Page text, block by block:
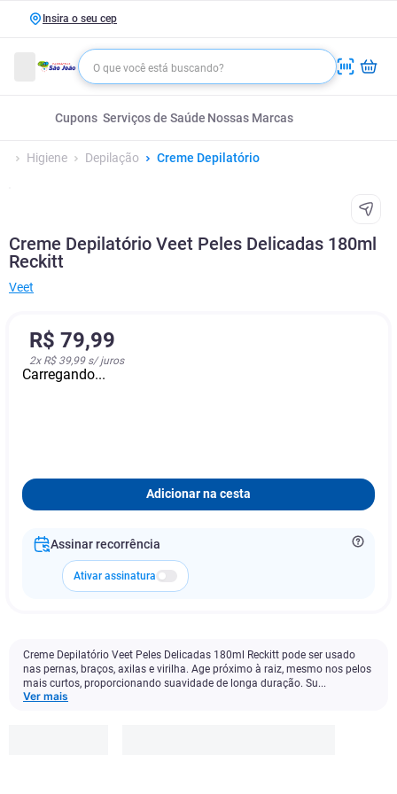
Insira o seu cep
Cupons Serviços de Saúde Nossas Marcas
Higiene Depilação Creme Depilatório
Creme Depilatório Veet Peles Delicadas 180ml
Reckitt
Veet
R$ 79,99
2x R$ 39,99s/ juros
Carregando...
Adicionar na cesta
Assinar recorrência
Ativar assinatura
Creme Depilatório Veet Peles Delicadas 180ml Reckitt pode ser usado
nas pernas, braços, axilas e virilha. Age próximo à raiz, mesmo nos pelos
mais curtos, proporcionando suavidade de longa duração. Su...
Ver mais